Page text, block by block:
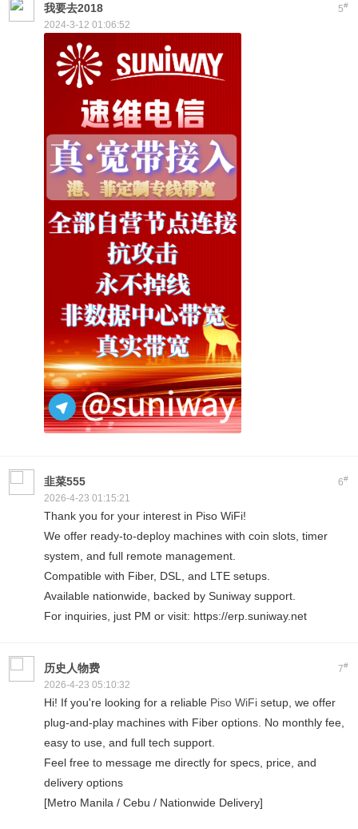
5#
我要去2018
2024-3-12 01:06:52
6#
韭菜555
2026-4-23 01:15:21
Thank you for your interest in Piso WiFi!
We offer ready-to-deploy machines with coin slots, timer
system, and full remote management.
Compatible with Fiber, DSL, and LTE setups.
Available nationwide, backed by Suniway support.
For inquiries, just PM or visit: https://erp.suniway.net
7#
历史人物费
2026-4-23 05:10:32
Hi! If you're looking for a reliable Piso WiFi setup, we offer
plug-and-play machines with Fiber options. No monthly fee,
easy to use, and full tech support.
Feel free to message me directly for specs, price, and
delivery options
[Metro Manila / Cebu / Nationwide Delivery]